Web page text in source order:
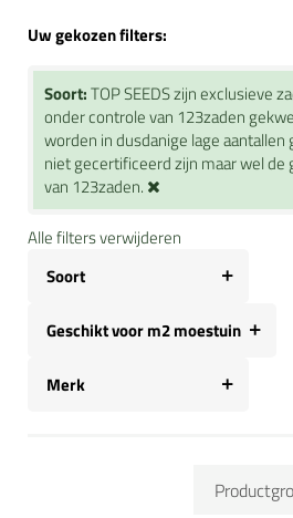
Uw gekozen filters:
Soort:TOP SEEDS zijn exclusieve
onder controle van 123zaden
worden in dusdanige lage
niet gecertificeerd zijn maar wel de
van 123zaden.
Alle filters verwijderen
Soort
Geschikt voor m2 moestuin
Merk